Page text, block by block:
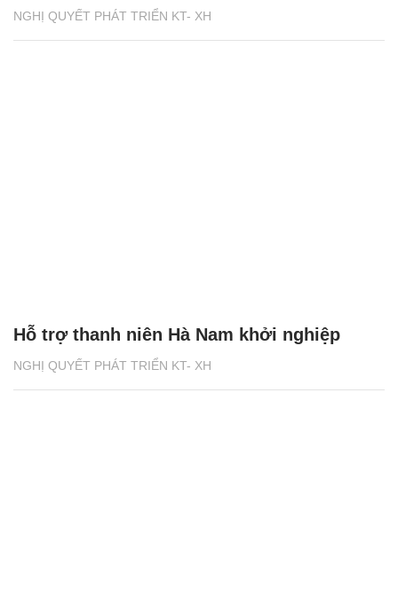
NGHỊ QUYẾT PHÁT TRIỂN KT- XH
NGHỊ QUYẾT PHÁT TRIỂN KT- XH
Hỗ trợ thanh niên Hà Nam khởi nghiệp